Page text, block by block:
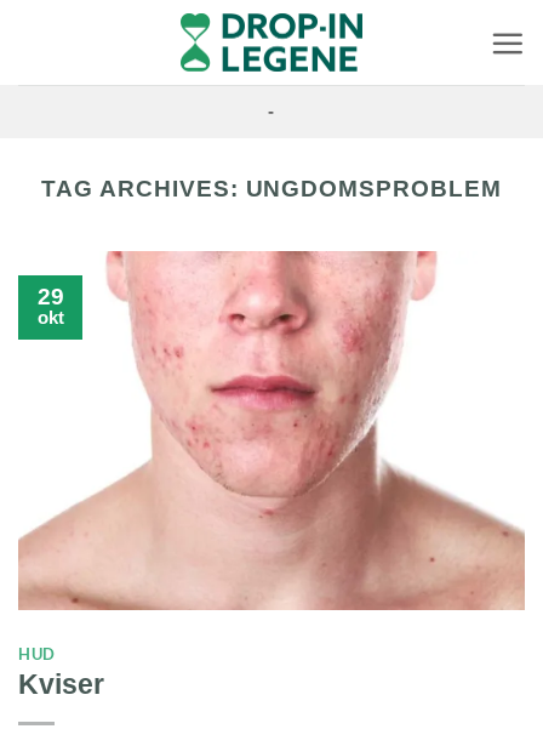
content
-
TAG ARCHIVES: UNGDOMSPROBLEM
29
okt
HUD
Kviser